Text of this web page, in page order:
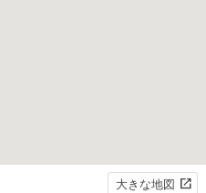
大きな地図